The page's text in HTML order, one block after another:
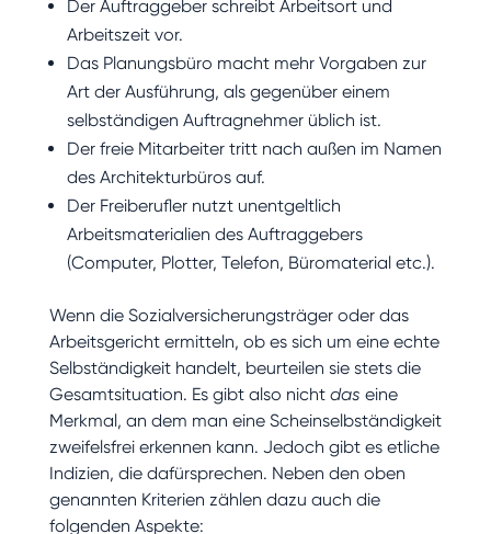
Der Auftraggeber schreibt Arbeitsort und
Arbeitszeit vor.
Das Planungsbüro macht mehr Vorgaben zur
Art der Ausführung, als gegenüber einem
selbständigen Auftragnehmer üblich ist.
Der freie Mitarbeiter tritt nach außen im Namen
des Architekturbüros auf.
Der Freiberufler nutzt unentgeltlich
Arbeitsmaterialien des Auftraggebers
(Computer, Plotter, Telefon, Büromaterial etc.).
Wenn die Sozialversicherungsträger oder das
Arbeitsgericht ermitteln, ob es sich um eine echte
Selbständigkeit handelt, beurteilen sie stets die
Gesamtsituation. Es gibt also nicht das eine
Merkmal, an dem man eine Scheinselbständigkeit
zweifelsfrei erkennen kann. Jedoch gibt es etliche
Indizien, die dafürsprechen. Neben den oben
genannten Kriterien zählen dazu auch die
folgenden Aspekte: